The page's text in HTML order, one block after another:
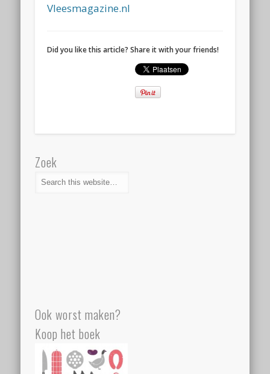
Vleesmagazine.nl
Did you like this article? Share it with your friends!
Zoek
Ook worst maken?
Koop het boek